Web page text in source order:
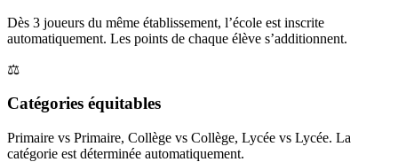
Dès 3 joueurs du même établissement, l’école est inscrite
automatiquement. Les points de chaque élève s’additionnent.
⚖️
Catégories équitables
Primaire vs Primaire, Collège vs Collège, Lycée vs Lycée. La
catégorie est déterminée automatiquement.